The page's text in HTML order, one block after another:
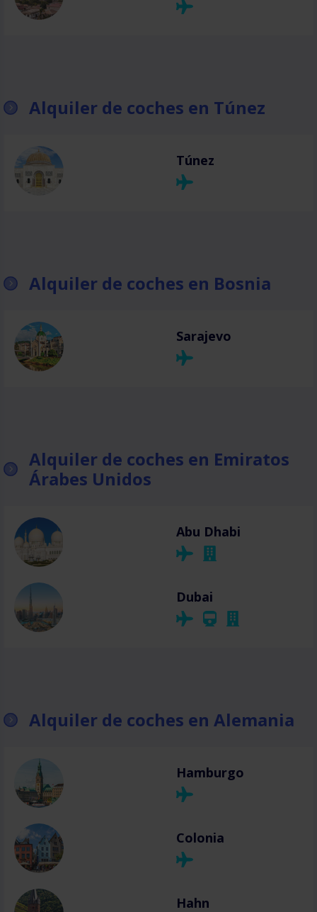
Alquiler de coches en Túnez
Túnez
Alquiler de coches en Bosnia
Sarajevo
Alquiler de coches en Emiratos
Árabes Unidos
Abu Dhabi
Dubai
Alquiler de coches en Alemania
Hamburgo
Colonia
Hahn